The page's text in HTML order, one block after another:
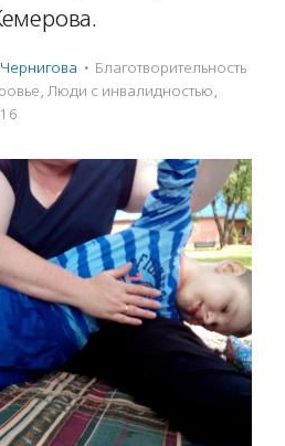
· Благотвори­тель­ность
, Люди с инвалидностью,